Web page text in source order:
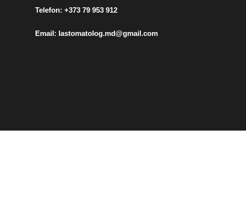
Telefon: +373 79 953 912
Email: lastomatolog.md@gmail.com